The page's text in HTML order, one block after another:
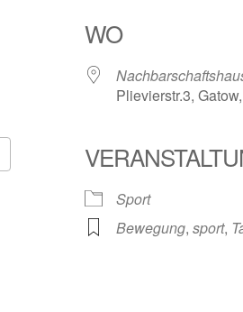
Google Kalender
WO
Plievierstr.3,
Sport
Bewegung,sport,